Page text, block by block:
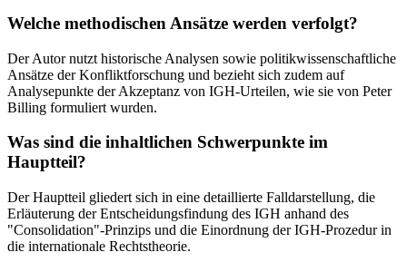
Welche methodischen Ansätze werden verfolgt?
Der Autor nutzt historische Analysen sowie politikwissenschaftliche
Ansätze der Konfliktforschung und bezieht sich zudem auf
Analysepunkte der Akzeptanz von IGH-Urteilen, wie sie von Peter
Billing formuliert wurden.
Was sind die inhaltlichen Schwerpunkte im
Hauptteil?
Der Hauptteil gliedert sich in eine detaillierte Falldarstellung, die
Erläuterung der Entscheidungsfindung des IGH anhand des
"Consolidation"-Prinzips und die Einordnung der IGH-Prozedur in
die internationale Rechtstheorie.